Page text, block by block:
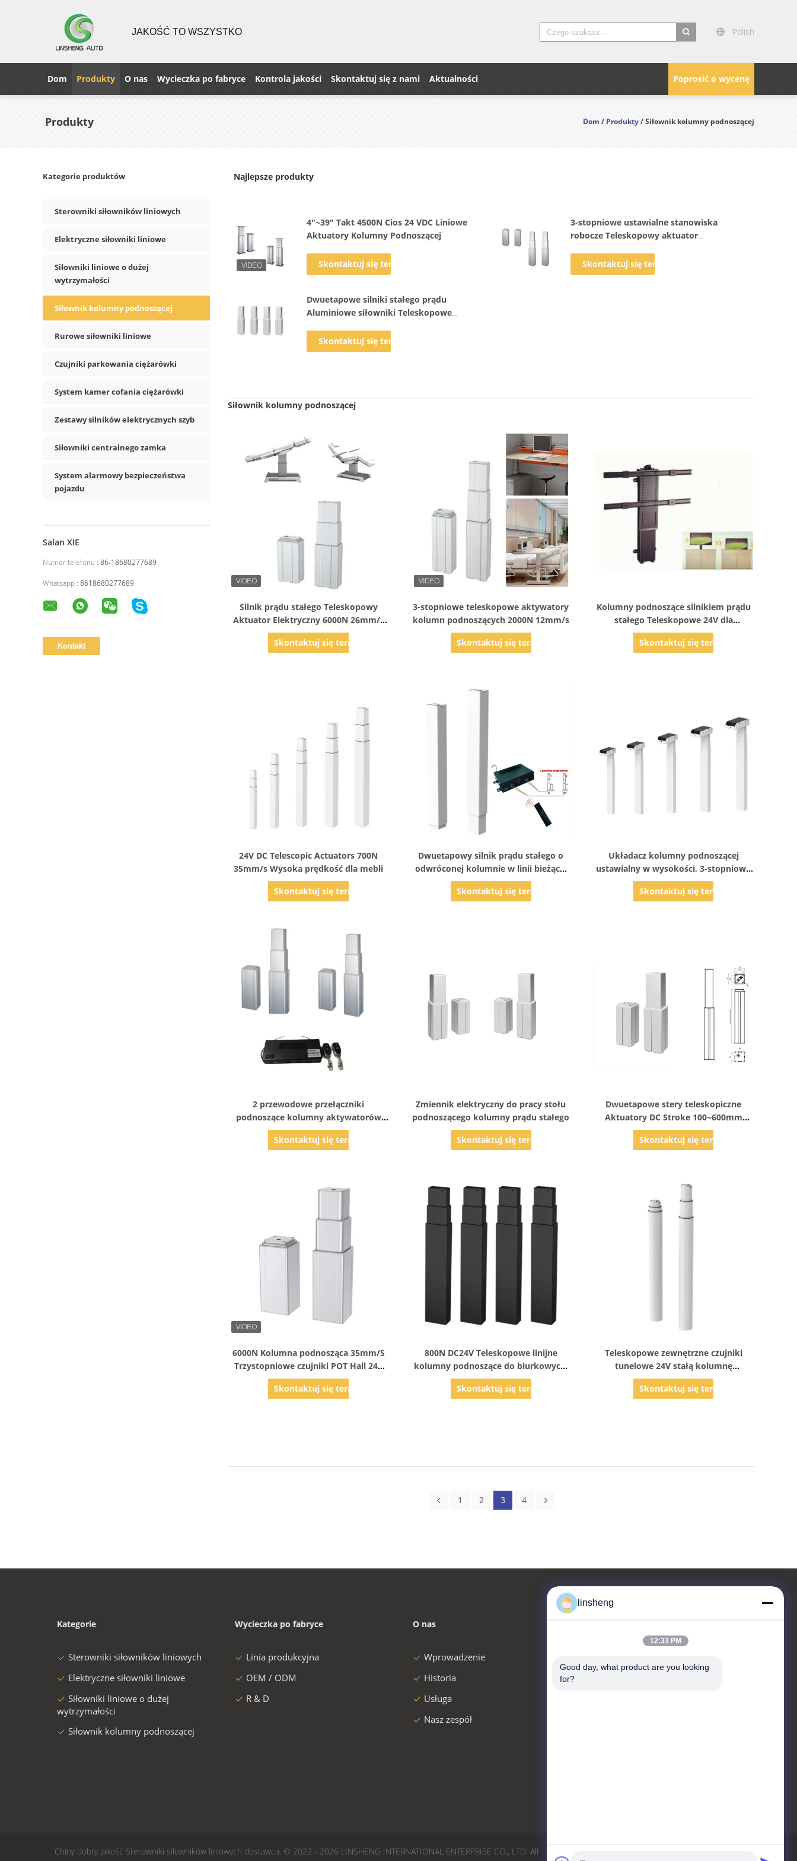
JAKOŚĆ TO WSZYSTKO Polish
Poprosić o wycenę
Dom Produkty O nas Wycieczka po fabryce Kontrola jakości Skontaktuj się z nami Aktualności
Produkty Dom/Produkty/ Siłownik kolumny podnoszącej
Kategorie produktów
Sterowniki siłowników liniowych
Elektryczne siłowniki liniowe
Siłowniki liniowe o dużej
wytrzymałości
Siłownik kolumny podnoszącej
Rurowe siłowniki liniowe
Czujniki parkowania ciężarówki
System kamer cofania ciężarówki
Zestawy silników elektrycznych szyb
Siłowniki centralnego zamka
System alarmowy bezpieczeństwa
pojazdu
Salan XIE
Numer telefonu : 86-18680277689
Whatsapp : 8618680277689
Najlepsze produkty
4"~39" Takt 4500N Cios 24 VDC Liniowe
Aktuatory Kolumny Podnoszącej
Skontaktuj się teraz
3-stopniowe ustawialne stanowiska
robocze Teleskopowy aktuator
Skontaktuj się teraz
Dwuetapowe silniki stałego prądu
Aluminiowe siłowniki Teleskopowe
Skontaktuj się teraz
Siłownik kolumny podnoszącej
Silnik prądu stałego Teleskopowy
Aktuator Elektryczny 6000N 26mm/s
Przemysł Medyczny
Skontaktuj się teraz
3-stopniowe teleskopowe aktywatory
kolumn podnoszących 2000N 12mm/s
Skontaktuj się teraz
Kolumny podnoszące silnikiem prądu
stałego Teleskopowe 24V dla
projektów Windach telewizyjnych
Skontaktuj się teraz
24V DC Telescopic Actuators 700N
35mm/s Wysoka prędkość dla mebli
Skontaktuj się teraz
Dwuetapowy silnik prądu stałego o
odwróconej kolumnie w linii bieżącej
24 V do mebli podnoszących
Skontaktuj się teraz
Układacz kolumny podnoszącej
ustawialny w wysokości, 3-stopniowy
silnik prądu stałego 24 V
Skontaktuj się teraz
2 przewodowe przełączniki
podnoszące kolumny aktywatorów
zestaw zdalnego sterowania 4 kanał
25A 12 ~ 28V
Skontaktuj się teraz
Zmiennik elektryczny do pracy stołu
podnoszącego kolumny prądu stałego
Skontaktuj się teraz
Dwuetapowe stery teleskopiczne
Aktuatory DC Stroke 100~600mm
Kolumny aluminiowe
Skontaktuj się teraz
6000N Kolumna podnosząca 35mm/S
Trzystopniowe czujniki POT Hall 24V
DC 8,6mm/S
Skontaktuj się teraz
800N DC24V Teleskopowe linijne
kolumny podnoszące do biurkowych,
stołowych, stolików telewizyjnych
Skontaktuj się teraz
Teleskopowe zewnętrzne czujniki
tunelowe 24V stałą kolumnę
podnoszącą 700N 35mm/S Trzy
stopnie
Skontaktuj się teraz
1 2 3 4
Kategorie
Sterowniki siłowników liniowych
Elektryczne siłowniki liniowe
Siłowniki liniowe o dużej
wytrzymałości
Siłownik kolumny podnoszącej
Wycieczka po fabryce
Linia produkcyjna
OEM / ODM
R & D
O nas
Wprowadzenie
Historia
Usługa
Nasz zespół
Skontaktuj się z nami
ENTERPRISE CO., LTD
Chiny dobry Jakość Sterowniki siłowników liniowych dostawca. © 2022 - 2026 LINSHENG INTERNATIONAL ENTERPRISE CO., LTD. All
linsheng
12:33 PM
Good day, what product are you looking
for?